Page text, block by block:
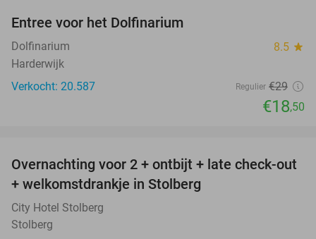
Entree voor het Dolfinarium
Dolfinarium 8.5 star
Harderwijk
Verkocht: 20.587
Regulier €29
€18,50
33%
Overnachting voor 2 + ontbijt + late check-out
+ welkomstdrankje in Stolberg
City Hotel Stolberg
Stolberg